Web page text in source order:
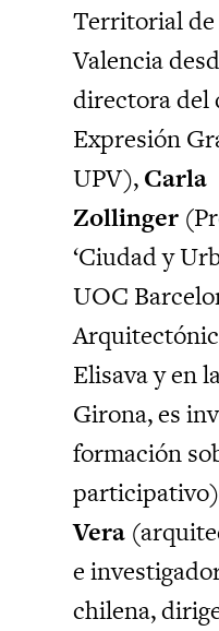
Territorial
Valencia
directora del
Expresión
UPV),Carla
Zollinger
‘Ciudad y
UOC
Elisava y en
Girona, es
formación
Vera
e
chilena,